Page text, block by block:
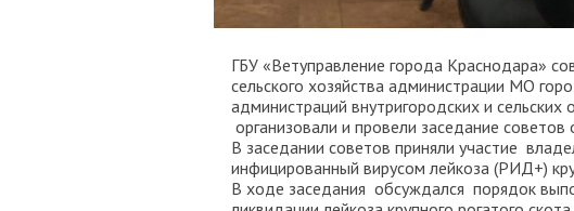
ГБУ «Ветуправление города Краснодара»
сельского хозяйства администрации МО
администраций внутригородских и
организовали и провели заседание
В заседании советов приняли участие
инфицированный вирусом лейкоза (РИД+)
В ходе заседания обсуждался порядок